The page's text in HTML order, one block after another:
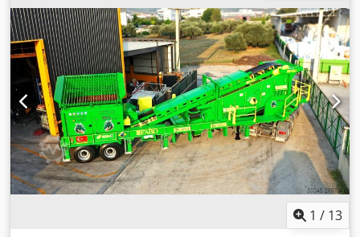
Funciona mediante un sistema de cinta transportadora. La
planta de accionamiento totalmente eléctrico está
diseñada en una variedad para capacidades máximas y es
adecuada para alimentar materiales con una longitud de
borde máxima de 200 mm. Todas las funciones, así como
las plantas de trituración posteriores y anteriores, las
cintas transportadoras, etc. son bloqueables
eléctricamente. - Capacidad de producción: 500-600 TPH
Crodpfxezb H T Sj Afwsf - Dimensiones de la criba:
1550x6100mm - Criba móvil de tres pisos - Accionamiento
eléctrico diesel - Planta de criba clasificadora de hasta 4
tamaños de fracción final Tamaño máximo de alimentación
1 / 13